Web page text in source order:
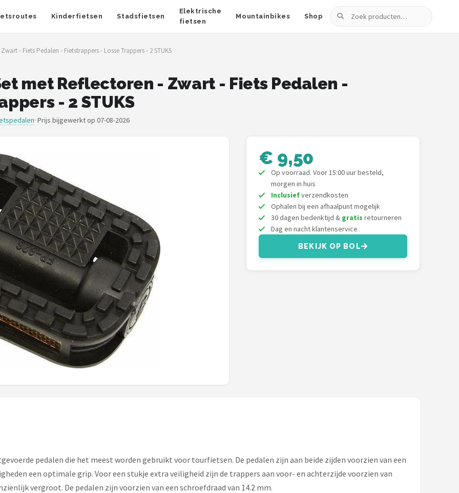
Kinderfietsen Stadsfietsen
Elektrische
fietsen
Mountainbikes Shop
Zoeken
- Fiets Pedalen - Fietstrappers - Losse Trappers - 2 STUKS
met Reflectoren - Zwart - Fiets Pedalen -
- 2 STUKS
· Prijs bijgewerkt op 07-08-2026
€ 9,50
Op voorraad. Voor 15:00 uur besteld,
morgen in huis
Inclusiefverzendkosten
Ophalen bij een afhaalpunt mogelijk
30 dagen bedenktijd & gratis retourneren
Dag en nacht klantenservice
BEKIJK OP BOL
pedalen die het meest worden gebruikt voor tourfietsen. De pedalen zijn aan beide zijden voorzien van een
een optimale grip. Voor een stukje extra veiligheid zijn de trappers aan voor- en achterzijde voorzien van
vergroot. De pedalen zijn voorzien van een schroefdraad van 14.2 mm.